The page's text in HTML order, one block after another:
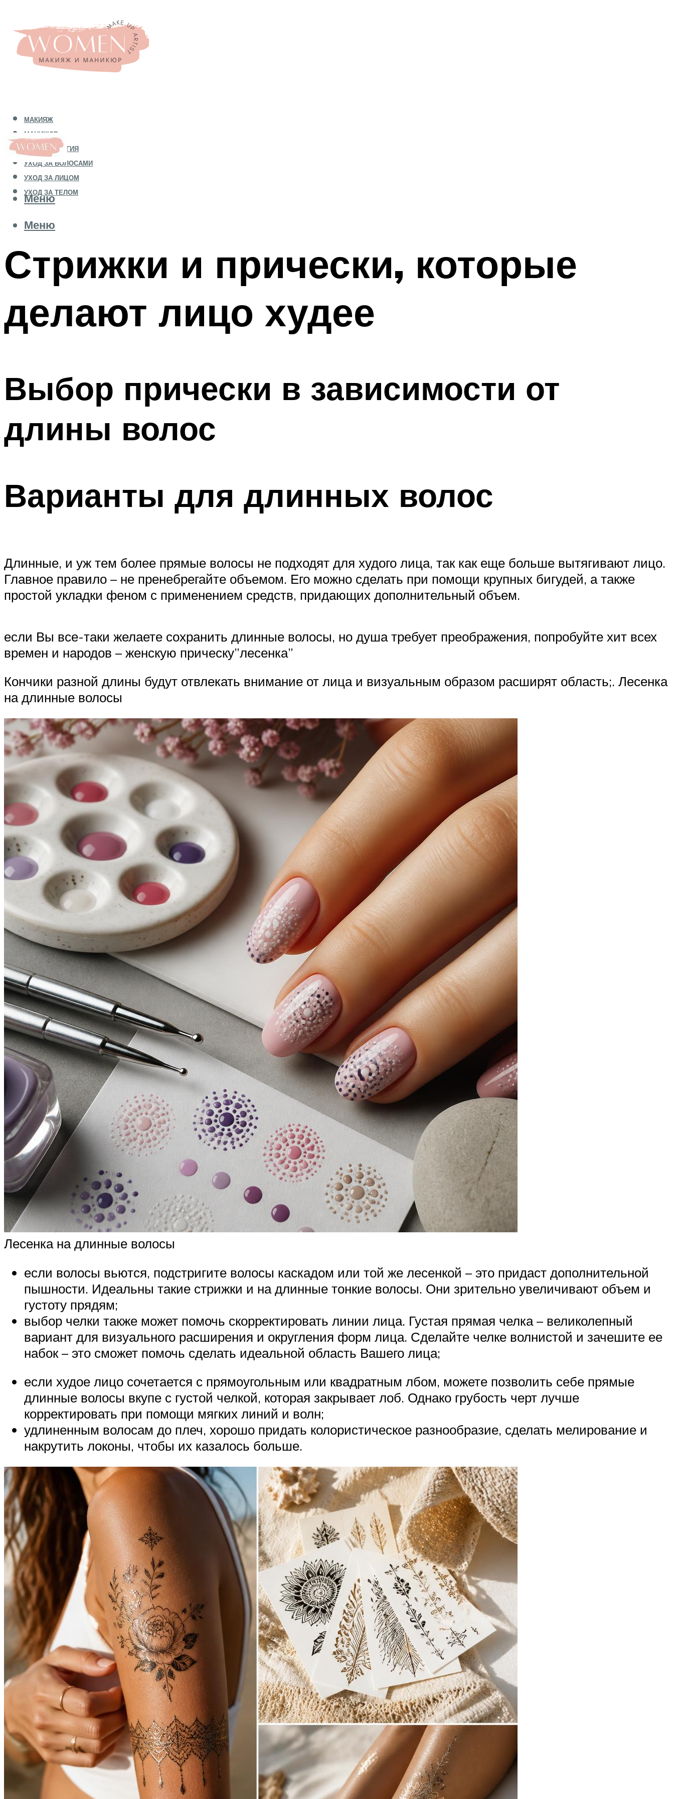
МАКИЯЖ
МАНИКЮР
КОСМЕТОЛОГИЯ
УХОД ЗА ВОЛОСАМИ
УХОД ЗА ЛИЦОМ
УХОД ЗА ТЕЛОМ
Меню
Меню
Стрижки и прически, которые
делают лицо худее
Выбор прически в зависимости от
длины волос
Варианты для длинных волос
Длинные, и уж тем более прямые волосы не подходят для худого лица, так как еще больше вытягивают лицо.
Главное правило – не пренебрегайте объемом. Его можно сделать при помощи крупных бигудей, а также
простой укладки феном с применением средств, придающих дополнительный объем.
если Вы все-таки желаете сохранить длинные волосы, но душа требует преображения, попробуйте хит всех
времен и народов – женскую прическу”лесенка”
Кончики разной длины будут отвлекать внимание от лица и визуальным образом расширят область;. Лесенка
на длинные волосы
Лесенка на длинные волосы
если волосы вьются, подстригите волосы каскадом или той же лесенкой – это придаст дополнительной
пышности. Идеальны такие стрижки и на длинные тонкие волосы. Они зрительно увеличивают объем и
густоту прядям;
выбор челки также может помочь скорректировать линии лица. Густая прямая челка – великолепный
вариант для визуального расширения и округления форм лица. Сделайте челке волнистой и зачешите ее
набок – это сможет помочь сделать идеальной область Вашего лица;
если худое лицо сочетается с прямоугольным или квадратным лбом, можете позволить себе прямые
длинные волосы вкупе с густой челкой, которая закрывает лоб. Однако грубость черт лучше
корректировать при помощи мягких линий и волн;
удлиненным волосам до плеч, хорошо придать колористическое разнообразие, сделать мелирование и
накрутить локоны, чтобы их казалось больше.